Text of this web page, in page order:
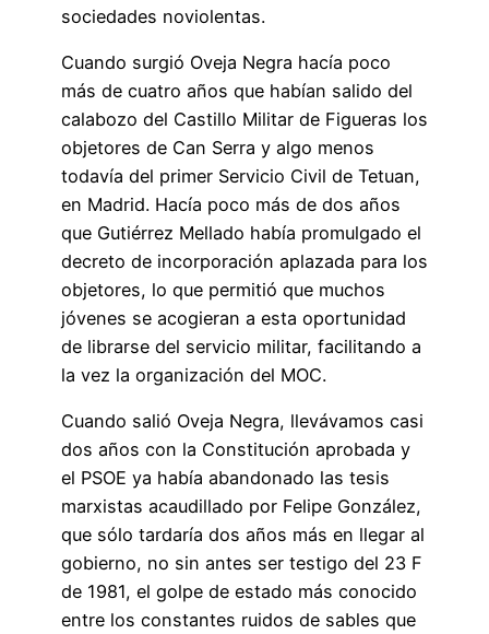
sociedades noviolentas.
Cuando surgió Oveja Negra hacía poco
más de cuatro años que habían salido del
calabozo del Castillo Militar de Figueras los
objetores de Can Serra y algo menos
todavía del primer Servicio Civil de Tetuan,
en Madrid. Hacía poco más de dos años
que Gutiérrez Mellado había promulgado el
decreto de incorporación aplazada para los
objetores, lo que permitió que muchos
jóvenes se acogieran a esta oportunidad
de librarse del servicio militar, facilitando a
la vez la organización del MOC.
Cuando salió Oveja Negra, llevávamos casi
dos años con la Constitución aprobada y
el PSOE ya había abandonado las tesis
marxistas acaudillado por Felipe González,
que sólo tardaría dos años más en llegar al
gobierno, no sin antes ser testigo del 23 F
de 1981, el golpe de estado más conocido
entre los constantes ruidos de sables que